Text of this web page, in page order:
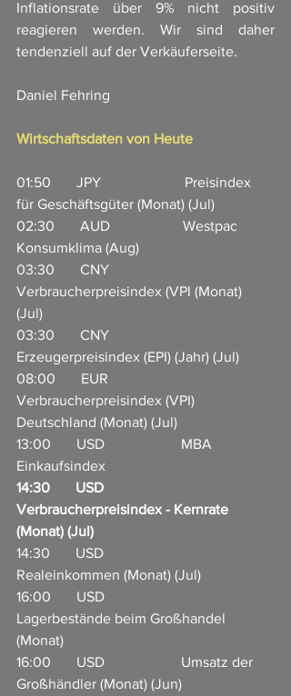
Inflationsrate über 9% nicht positiv
reagieren werden. Wir sind daher
tendenziell auf der Verkäuferseite.
Daniel Fehring
Wirtschaftsdaten von Heute
01:50       JPY                       Preisindex
für Geschäftsgüter (Monat) (Jul)
02:30       AUD                    Westpac
Konsumklima (Aug)
03:30       CNY
Verbraucherpreisindex (VPI (Monat)
(Jul)
03:30       CNY
Erzeugerpreisindex (EPI) (Jahr) (Jul)
08:00       EUR
Verbraucherpreisindex (VPI)
Deutschland (Monat) (Jul)
13:00       USD                     MBA
Einkaufsindex
14:30       USD
Verbraucherpreisindex - Kernrate
(Monat) (Jul)
14:30       USD
Realeinkommen (Monat) (Jul)
16:00       USD
Lagerbestände beim Großhandel
(Monat)
16:00       USD                     Umsatz der
Großhändler (Monat) (Jun)